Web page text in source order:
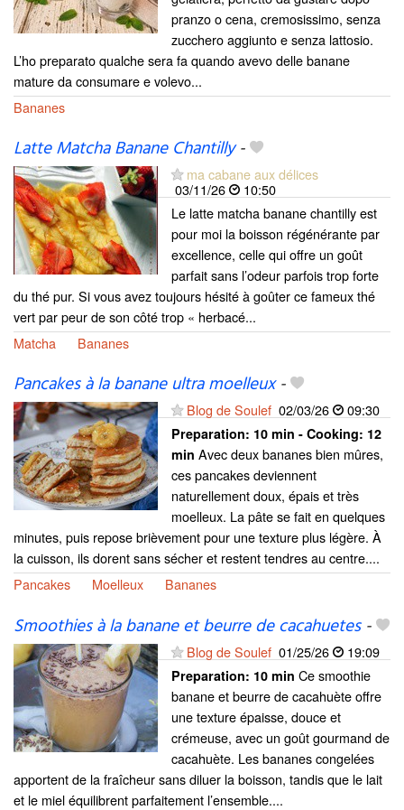
pranzo o cena, cremosissimo, senza
zucchero aggiunto e senza lattosio.
L’ho preparato qualche sera fa quando avevo delle banane
mature da consumare e volevo...
Bananes
Latte Matcha Banane Chantilly-
ma cabane aux délices
03/11/26
10:50
Le latte matcha banane chantilly est
pour moi la boisson régénérante par
excellence, celle qui offre un goût
parfait sans l’odeur parfois trop forte
du thé pur. Si vous avez toujours hésité à goûter ce fameux thé
vert par peur de son côté trop « herbacé...
Matcha
Bananes
Pancakes à la banane ultra moelleux-
Blog de Soulef 02/03/26 09:30
Preparation: 10 min - Cooking: 12
min Avec deux bananes bien mûres,
ces pancakes deviennent
naturellement doux, épais et très
moelleux. La pâte se fait en quelques
minutes, puis repose brièvement pour une texture plus légère. À
la cuisson, ils dorent sans sécher et restent tendres au centre....
Pancakes
Moelleux Bananes
Smoothies à la banane et beurre de cacahuetes-
Blog de Soulef 01/25/26 19:09
Preparation: 10 min Ce smoothie
banane et beurre de cacahuète offre
une texture épaisse, douce et
crémeuse, avec un goût gourmand de
cacahuète. Les bananes congelées
apportent de la fraîcheur sans diluer la boisson, tandis que le lait
et le miel équilibrent parfaitement l’ensemble....